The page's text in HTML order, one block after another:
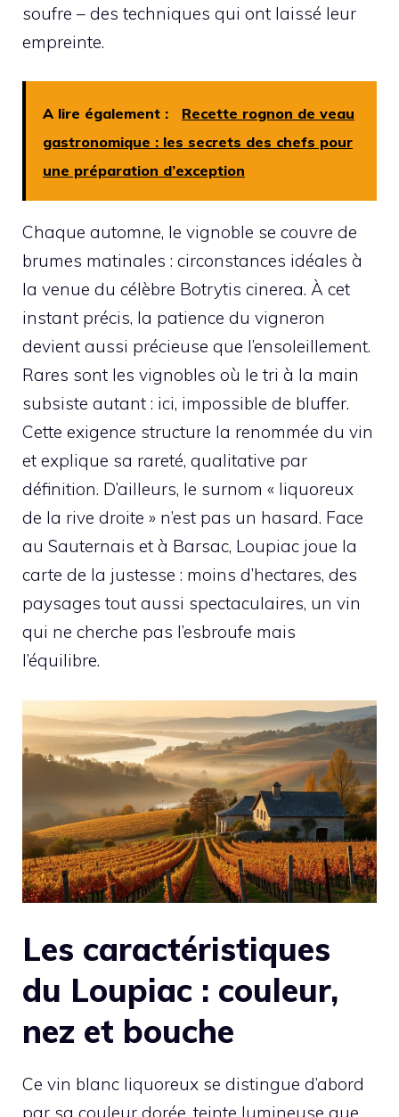
soufre – des techniques qui ont laissé leur
empreinte.
A lire également :
Recette rognon de veau
gastronomique : les secrets des chefs pour
une préparation d’exception
Chaque automne, le vignoble se couvre de
brumes matinales : circonstances idéales à
la venue du célèbre Botrytis cinerea. À cet
instant précis, la patience du vigneron
devient aussi précieuse que l’ensoleillement.
Rares sont les vignobles où le tri à la main
subsiste autant : ici, impossible de bluffer.
Cette exigence structure la renommée du vin
et explique sa rareté, qualitative par
définition. D’ailleurs, le surnom « liquoreux
de la rive droite » n’est pas un hasard. Face
au Sauternais et à Barsac, Loupiac joue la
carte de la justesse : moins d’hectares, des
paysages tout aussi spectaculaires, un vin
qui ne cherche pas l’esbroufe mais
l’équilibre.
Les caractéristiques
du Loupiac : couleur,
nez et bouche
Ce vin blanc liquoreux se distingue d’abord
par sa couleur dorée, teinte lumineuse que